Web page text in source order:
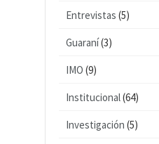
Entrevistas (5)
Guaraní(3)
IMO (9)
Institucional(64)
Investigación (5)